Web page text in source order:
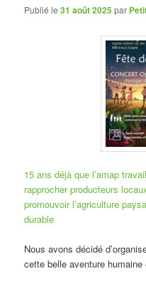
Publié le31 août 2025 par
15 ans déjà que l’amap
rapprocher producteurs
promouvoir l’agriculture
durable
Nous avons décidé
cette belle aventure